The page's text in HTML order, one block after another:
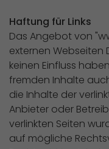
Haftung für Links
Das Angebot von
externen Webseiten
keinen Einfluss
fremden Inhalte
die Inhalte der
Anbieter oder
verlinkten Seiten
auf mögliche